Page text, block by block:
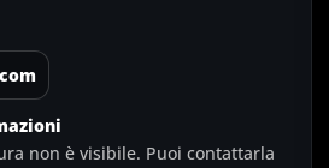
non è visibile. Puoi contattarla